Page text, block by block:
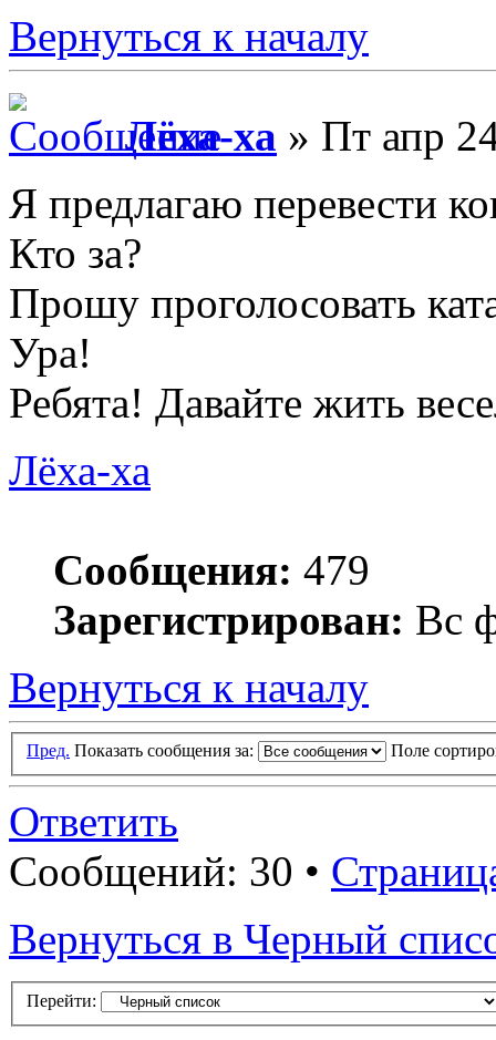
Вернуться к началу
Лёха-ха » Пт апр
Я предлагаю перевести
Кто за?
Прошу проголосовать
Ура!
Ребята! Давайте жить
Лёха-ха
Сообщения: 479
Зарегистрирован: Вс
Вернуться к началу
Пред. Показать сообщения за: Поле
Ответить
Сообщений: 30 •
Вернуться в Черный
Перейти: